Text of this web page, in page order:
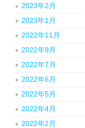
2023年2月
2023年1月
2022年11月
2022年9月
2022年7月
2022年6月
2022年5月
2022年4月
2022年2月